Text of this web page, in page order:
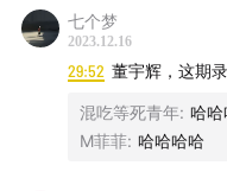
每周在北京和上海还有
七个梦
2023.12.16
29:52 董宇辉，这期
混吃等死青年: 哈哈
M菲菲: 哈哈哈哈